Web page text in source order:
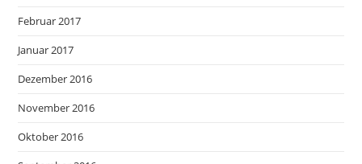
Februar 2017
Januar 2017
Dezember 2016
November 2016
Oktober 2016